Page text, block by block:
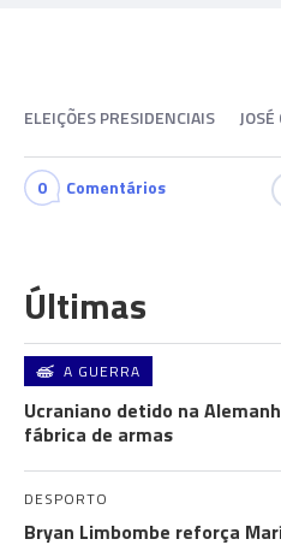
ELEIÇÕES PRESIDENCIAIS
0 Comentários
Últimas
A GUERRA
Ucraniano detido na
fábrica de armas
DESPORTO
Bryan Limbombe reforça